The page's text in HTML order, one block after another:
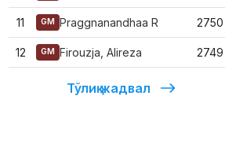
11 GM Praggnanandhaa R 2750
12 GM Firouzja, Alireza 2749
Тўлиқ жадвал